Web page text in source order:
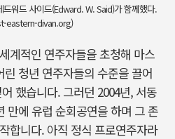
워드 사이드(Edward. W. Said)가 함께했다.
eastern-divan.org)
계적인 연주자들을 초청해 마스
청년 연주자들의 수준을 끌어
했습니다. 그러던 2004년, 서동
만에 유럽 순회공연을 하며 그 존
합니다. 아직 정식 프로연주자라